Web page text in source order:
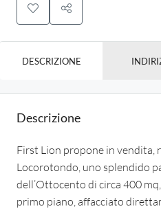
DESCRIZIONE
Descrizione
First Lion propone in vendita,
Locorotondo, uno splendido
dell’Ottocento di circa 400
primo piano, affacciato